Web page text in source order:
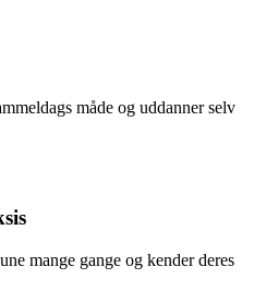
måde og uddanner selv
mange gange og kender deres